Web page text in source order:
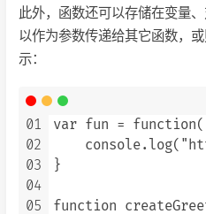
此外，函数还可以存储在变量
以作为参数传递给其它函数，
示：
01
02
03
04
05
var fun =
}
function